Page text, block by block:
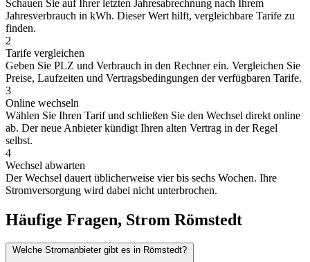
Schauen Sie auf Ihrer letzten Jahresabrechnung nach Ihrem
Jahresverbrauch in kWh. Dieser Wert hilft, vergleichbare Tarife zu
finden.
2
Tarife vergleichen
Geben Sie PLZ und Verbrauch in den Rechner ein. Vergleichen Sie
Preise, Laufzeiten und Vertragsbedingungen der verfügbaren Tarife.
3
Online wechseln
Wählen Sie Ihren Tarif und schließen Sie den Wechsel direkt online
ab. Der neue Anbieter kündigt Ihren alten Vertrag in der Regel
selbst.
4
Wechsel abwarten
Der Wechsel dauert üblicherweise vier bis sechs Wochen. Ihre
Stromversorgung wird dabei nicht unterbrochen.
Häufige Fragen, Strom Römstedt
Welche Stromanbieter gibt es in Römstedt?